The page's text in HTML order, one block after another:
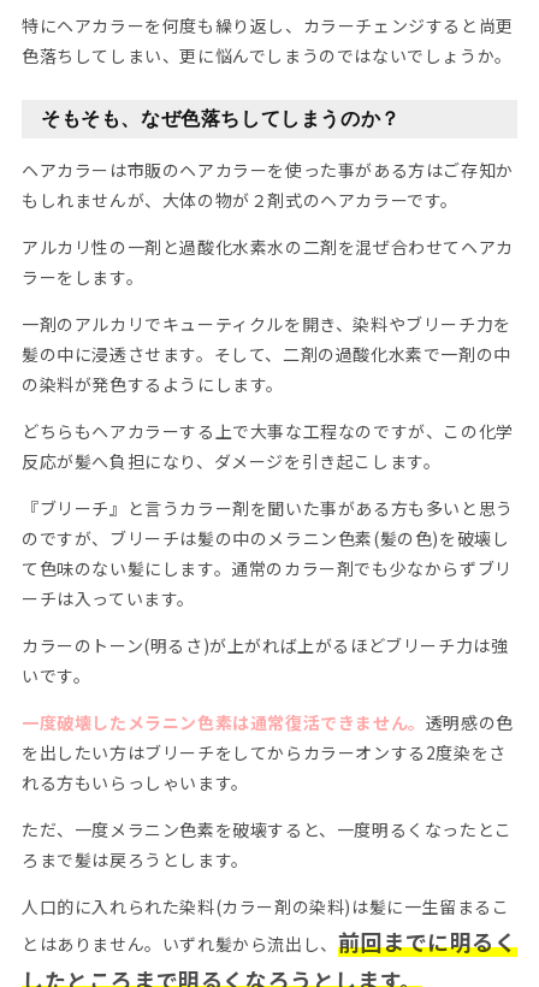
特にヘアカラーを何度も繰り返し、カラーチェンジすると尚更
色落ちしてしまい、更に悩んでしまうのではないでしょうか。
そもそも、なぜ色落ちしてしまうのか？
ヘアカラーは市販のヘアカラーを使った事がある方はご存知か
もしれませんが、大体の物が２剤式のヘアカラーです。
アルカリ性の一剤と過酸化水素水の二剤を混ぜ合わせてヘアカ
ラーをします。
一剤のアルカリでキューティクルを開き、染料やブリーチ力を
髪の中に浸透させます。そして、二剤の過酸化水素で一剤の中
の染料が発色するようにします。
どちらもヘアカラーする上で大事な工程なのですが、この化学
反応が髪へ負担になり、ダメージを引き起こします。
『ブリーチ』と言うカラー剤を聞いた事がある方も多いと思う
のですが、ブリーチは髪の中のメラニン色素(髪の色)を破壊し
て色味のない髪にします。通常のカラー剤でも少なからずブリ
ーチは入っています。
カラーのトーン(明るさ)が上がれば上がるほどブリーチ力は強
いです。
一度破壊したメラニン色素は通常復活できません。 透明感の色
を出したい方はブリーチをしてからカラーオンする2度染をさ
れる方もいらっしゃいます。
ただ、一度メラニン色素を破壊すると、一度明るくなったとこ
ろまで髪は戻ろうとします。
人口的に入れられた染料(カラー剤の染料)は髪に一生留まるこ
とはありません。いずれ髪から流出し、 前回までに明るく
したところまで明るくなろうとします。